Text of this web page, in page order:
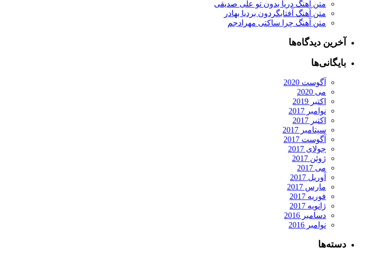
متن آهنگ دریا بدون تو علی صدیقی
متن آهنگ آفتابگردون بردیا بهادر
متن آهنگ چرا ساکتی مهرادجم
آخرین دیدگاه‌ها
بایگانی‌ها
آگوست 2020
می 2020
اکتبر 2019
نوامبر 2017
اکتبر 2017
سپتامبر 2017
آگوست 2017
جولای 2017
ژوئن 2017
می 2017
آوریل 2017
مارس 2017
فوریه 2017
ژانویه 2017
دسامبر 2016
نوامبر 2016
دسته‌ها